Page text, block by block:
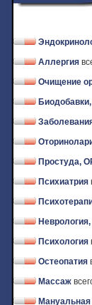
Аллергия
Очищение
Простуда,
Психиатрия
Психология
Остеопатия
Массаж
Мануальная